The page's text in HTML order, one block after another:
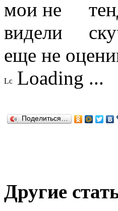
еще не
Loading ...
Поделиться…
Другие